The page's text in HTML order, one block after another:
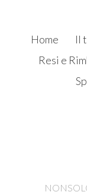
Home Il
Resi e